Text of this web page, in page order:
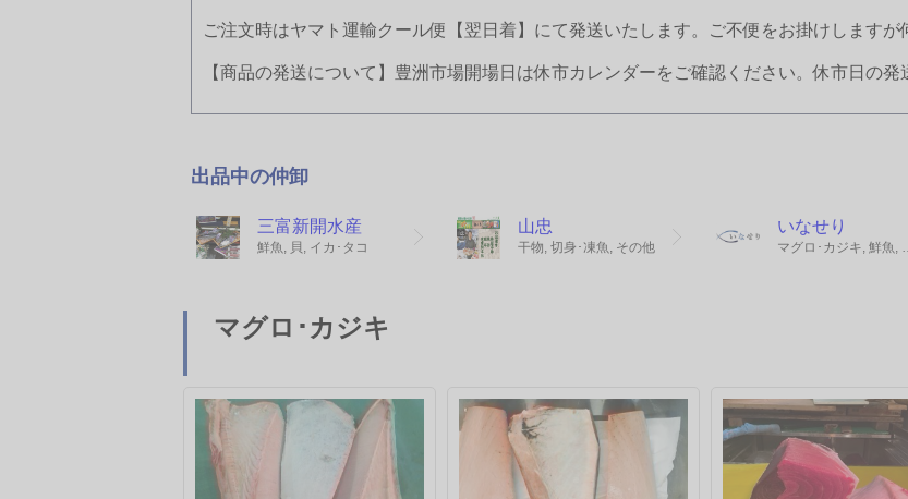
ご注文時はヤマト運輸クール便【翌日着】にて発送いたします。ご不便をお掛けしますが
【商品の発送について】豊洲市場開場日は休市カレンダーをご確認ください。休市日の発
出品中の仲卸
三富新開水産
鮮魚, 貝, イカ･タコ
山忠
干物, 切身･凍魚, その他
いなせり
マグロ･カジキ